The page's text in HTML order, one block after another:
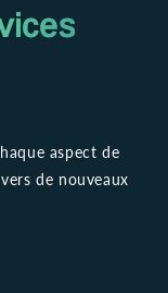
aspect de
de nouveaux